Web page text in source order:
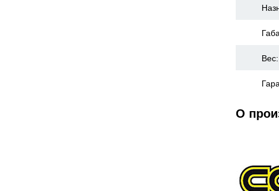
Вес:
О